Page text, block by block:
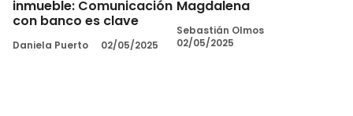
inmueble: Comunicación
con banco es clave
Daniela Puerto 02/05/2025
Magdalena
Sebastián Olmos
02/05/2025